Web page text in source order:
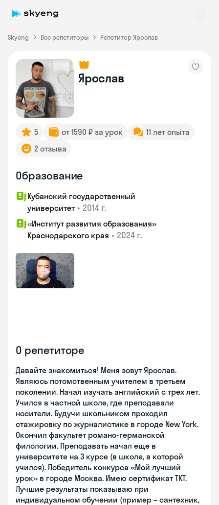
Skyeng Все репетиторы Репетитор Ярослав
Ярослав
5 от 1590 ₽ за урок
11 лет опыта
2 отзыва
Образование
Кубанский государственный
университет • 2014 г.
«Институт развития образования»
Краснодарского края • 2024 г.
О репетиторе
Давайте знакомиться! Меня зовут Ярослав.
Являюсь потомственным учителем в третьем
поколении. Начал изучать английский с трех лет.
Учился в частной школе, где преподавали
носители. Будучи школьником проходил
стажировку по журналистике в городе New York.
Окончил факультет романо-германской
филологии. Преподавать начал еще в
университете на 3 курсе (в школе, в которой
учился). Победитель конкурса «Мой лучший
урок» в городе Москва. Имею сертификат TKT.
Лучшие результаты показываю при
индивидуальном обучении (пример – сантехник,
Skyeng Chat
online